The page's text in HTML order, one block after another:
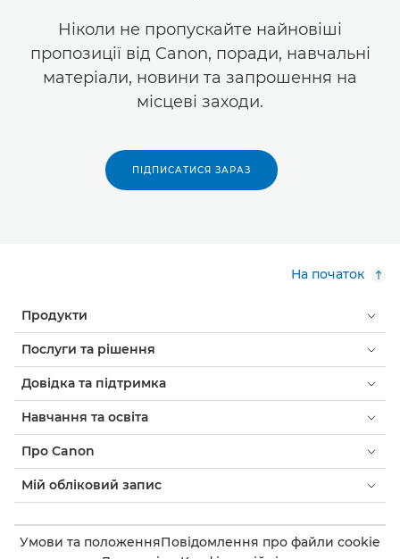
Ніколи не пропускайте найновіші
пропозиції від Canon, поради, навчальні
матеріали, новини та запрошення на
місцеві заходи.
ПІДПИСАТИСЯ ЗАРАЗ
На початок
Продукти
Послуги та рішення
Довідка та підтримка
Навчання та освіта
Про Canon
Мій обліковий запис
Умови та положенняПовідомлення про файли cookie